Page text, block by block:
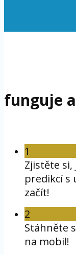
funguje
1
Zjistěte
predikcí s
začít!
2
Stáhněte
na mobil!